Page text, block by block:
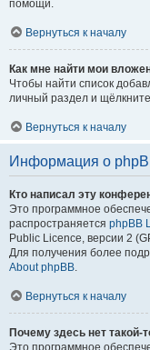
помощи.
Вернуться к началу
Как мне найти мои
Чтобы найти список
личный раздел и
Вернуться к началу
Информация о
Кто написал эту
Это программное
распространяется phpBB
Public Licence, версии 2
Для получения более
About phpBB.
Вернуться к началу
Почему здесь нет такой-
Это программное